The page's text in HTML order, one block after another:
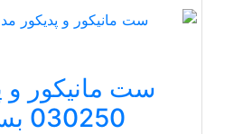
ست مانیکور و
030250 بسته 9 عددی